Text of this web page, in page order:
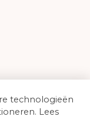
technologieën
Lees